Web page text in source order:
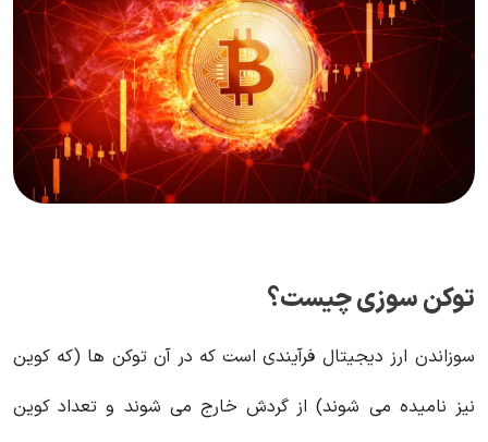
توکن سوزی چیست؟
سوزاندن ارز دیجیتال فرآیندی است که در آن توکن ها (که کوین
نیز نامیده می شوند) از گردش خارج می شوند و تعداد کوین